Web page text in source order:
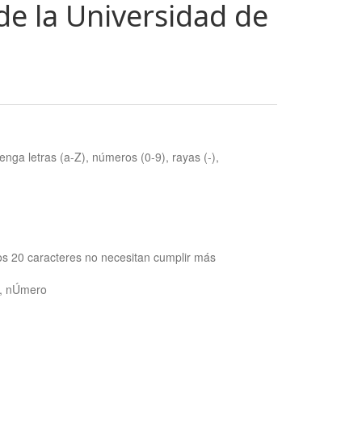
la Universidad de
letras (a-Z), números (0-9), rayas (-),
20 caracteres no necesitan cumplir más
nÚmero